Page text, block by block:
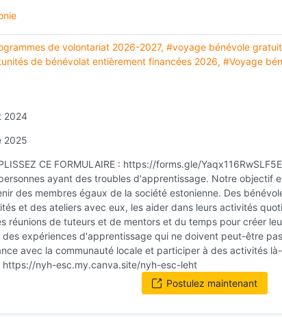
de volontariat 2026-2027, #voyage bénévole
de bénévolat entièrement financées 2026, #Voyage
2024
2025
CE FORMULAIRE : https://forms.gle/
ayant des troubles d'apprentissage. Notre objectif
des membres égaux de la société estonienne. Des
et des ateliers avec eux, les aider dans leurs activités
réunions de tuteurs et de mentors et du temps pour créer
expériences d'apprentissage qui ne doivent peut-être
avec la communauté locale et participer à des activités
https://nyh-esc.my.canva.site/nyh-esc-leht
Postulez maintenant